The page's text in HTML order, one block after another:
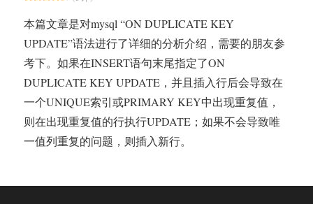
本篇文章是对mysql “ON DUPLICATE KEY
UPDATE”语法进行了详细的分析介绍，需要的朋友参
考下。如果在INSERT语句末尾指定了ON
DUPLICATE KEY UPDATE，并且插入行后会导致在
一个UNIQUE索引或PRIMARY KEY中出现重复值，
则在出现重复值的行执行UPDATE；如果不会导致唯
一值列重复的问题，则插入新行。